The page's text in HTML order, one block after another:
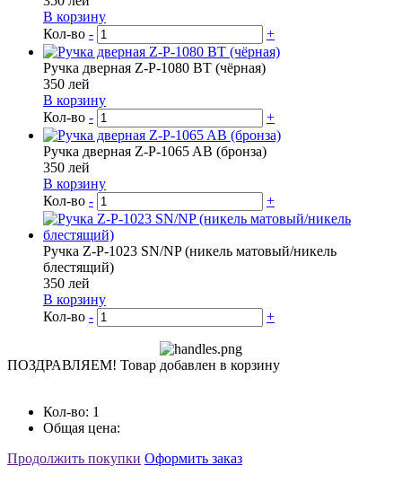
В корзину
Кол-во - +
Ручка дверная Z-P-1080 BT (чёрная)
350 лей
В корзину
Кол-во - +
Ручка дверная Z-P-1065 AB (бронза)
350 лей
В корзину
Кол-во - +
Ручка Z-P-1023 SN/NP (никель матовый/никель
блестящий)
350 лей
В корзину
Кол-во - +
ПОЗДРАВЛЯЕМ! Товар добавлен в корзину
Кол-во: 1
Общая цена:
Продолжить покупки Оформить заказ